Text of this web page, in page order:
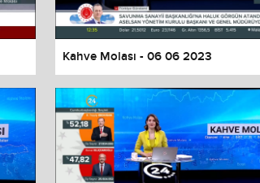
Kahve Molası - 06 06 2023